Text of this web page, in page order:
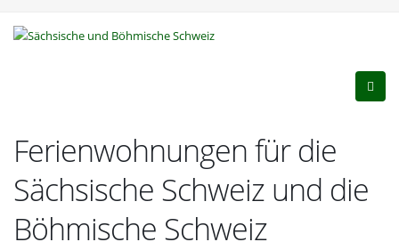
Ferienwohnungen für die
Sächsische Schweiz und die
Böhmische Schweiz